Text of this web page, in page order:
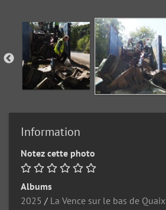
Information
Notez cette photo
Albums
2025 / La Vence sur le bas de Quaix